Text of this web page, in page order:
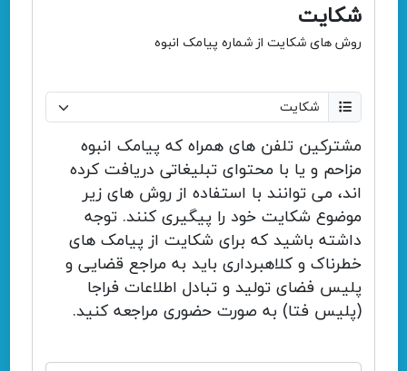
شکایت
روش های شکایت از شماره پیامک انبوه
مشترکین تلفن های همراه که پیامک انبوه
مزاحم و یا با محتوای تبلیغاتی دریافت کرده
اند، می توانند با استفاده از روش های زیر
موضوع شکایت خود را پیگیری کنند. توجه
داشته باشید که برای شکایت از پیامک های
خطرناک و کلاهبرداری باید به مراجع قضایی و
پلیس فضای تولید و تبادل اطلاعات فراجا
(پلیس فتا) به صورت حضوری مراجعه کنید.